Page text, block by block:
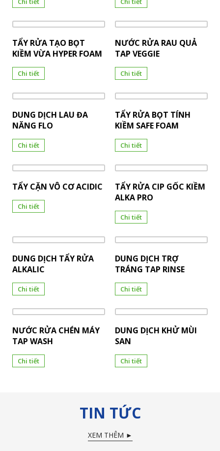
TẨY RỬA TẠO BỌT
KIỀM VỪA HYPER FOAM
Chi tiết
NƯỚC RỬA RAU QUẢ
TAP VEGGIE
Chi tiết
DUNG DỊCH LAU ĐA
NĂNG FLO
Chi tiết
TẨY RỬA BỌT TÍNH
KIỀM SAFE FOAM
Chi tiết
TẨY CẶN VÔ CƠ ACIDIC
Chi tiết
TẨY RỬA CIP GỐC KIỀM
ALKA PRO
Chi tiết
DUNG DỊCH TẨY RỬA
ALKALIC
Chi tiết
DUNG DỊCH TRỢ
TRÁNG TAP RINSE
Chi tiết
NƯỚC RỬA CHÉN MÁY
TAP WASH
Chi tiết
DUNG DỊCH KHỬ MÙI
SAN
Chi tiết
TIN TỨC
XEM THÊM ►